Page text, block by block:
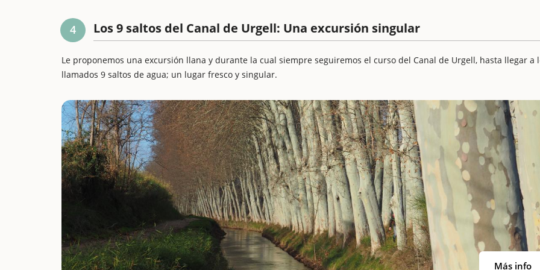
4 Los 9 saltos del Canal de Urgell: Una excursión singular
Le proponemos una excursión llana y durante la cual siempre seguiremos el curso del Canal de Urgell, hasta llegar a
llamados 9 saltos de agua; un lugar fresco y singular.
Más info